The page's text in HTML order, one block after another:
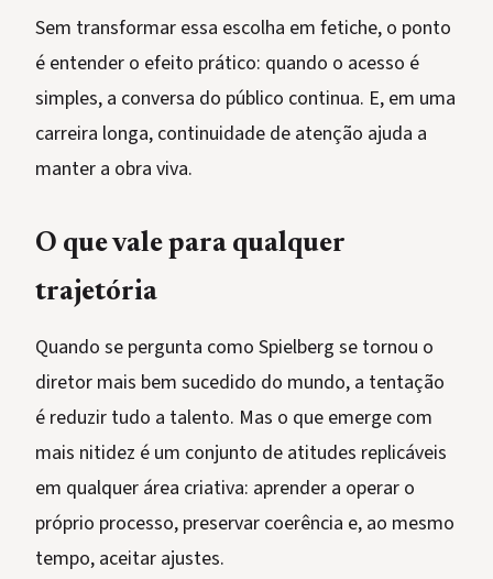
Sem transformar essa escolha em fetiche, o ponto
é entender o efeito prático: quando o acesso é
simples, a conversa do público continua. E, em uma
carreira longa, continuidade de atenção ajuda a
manter a obra viva.
O que vale para qualquer
trajetória
Quando se pergunta como Spielberg se tornou o
diretor mais bem sucedido do mundo, a tentação
é reduzir tudo a talento. Mas o que emerge com
mais nitidez é um conjunto de atitudes replicáveis
em qualquer área criativa: aprender a operar o
próprio processo, preservar coerência e, ao mesmo
tempo, aceitar ajustes.